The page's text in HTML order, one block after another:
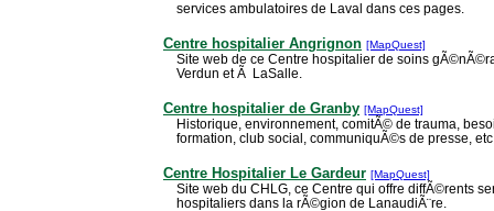
services ambulatoires de Laval dans ces pages.
Centre hospitalier Angrignon [MapQuest]
Site web de ce Centre hospitalier de soins
Verdun et Ã LaSalle.
Centre hospitalier de Granby [MapQuest]
Historique, environnement, comitÃ© de trauma,
formation, club social, communiquÃ©s de presse,
Centre Hospitalier Le Gardeur [MapQuest]
Site web du CHLG, ce Centre qui offre diffÃ©rents
hospitaliers dans la rÃ©gion de LanaudiÃ¨re.